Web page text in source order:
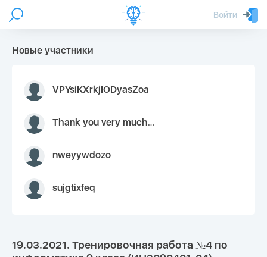
Войти
Новые участники
VPYsiKXrkjIODyasZoa
Thank you very much for your inquiry We appreciate you 9126052 https://youtube.com faceapple !
nweyywdozo
sujgtixfeq
19.03.2021. Тренировочная работа №4 по